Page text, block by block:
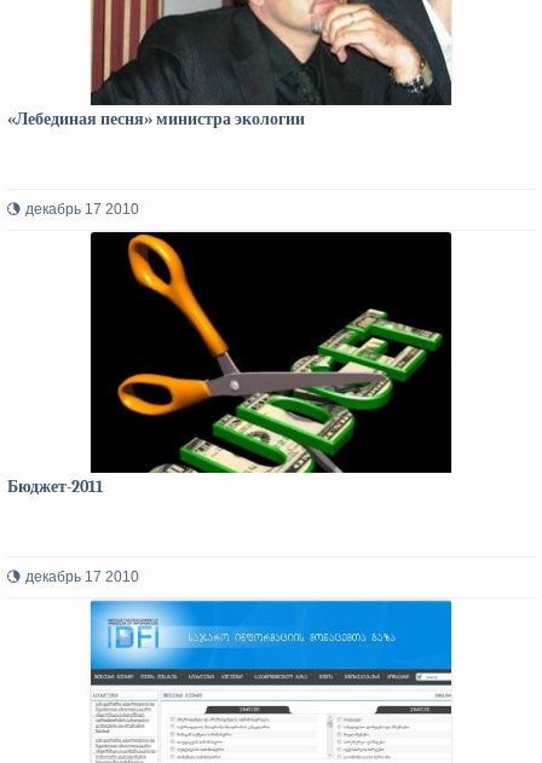
«Лебединая песня» министра экологии
декабрь 17 2010
Бюджет-2011
декабрь 17 2010